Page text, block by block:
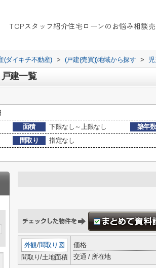
TOPスタッフ紹介住宅ローンのお悩み相談
(ダイキチ不動産) > (戸建(売買))地域から探す >
建一覧
面積 下限なし～上限なし 築年数
間取り
指定なし
外観/間取り図
間取り/土地面積
価格
交通 / 所在地